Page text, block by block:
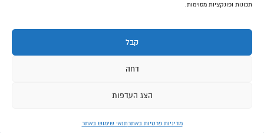
תכונות ופונקציות מסוימות.
קבל
דחה
הצג העדפות
מדיניות פרטיות באתרתנאי שימוש באתר
© ​כל הזכויות שמורות לסוגרים הכל לדירה